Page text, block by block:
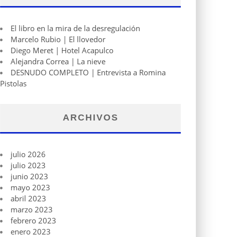
El libro en la mira de la desregulación
Marcelo Rubio | El llovedor
Diego Meret | Hotel Acapulco
Alejandra Correa | La nieve
DESNUDO COMPLETO | Entrevista a Romina
Pistolas
ARCHIVOS
julio 2026
julio 2023
junio 2023
mayo 2023
abril 2023
marzo 2023
febrero 2023
enero 2023